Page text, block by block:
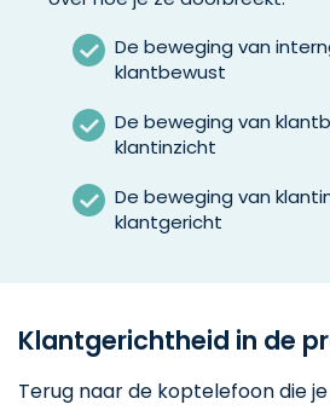
De beweging van
klantbewust
De beweging van
klantinzicht
De beweging van
klantgericht
Klantgerichtheid in de
Terug naar de koptelefoon die